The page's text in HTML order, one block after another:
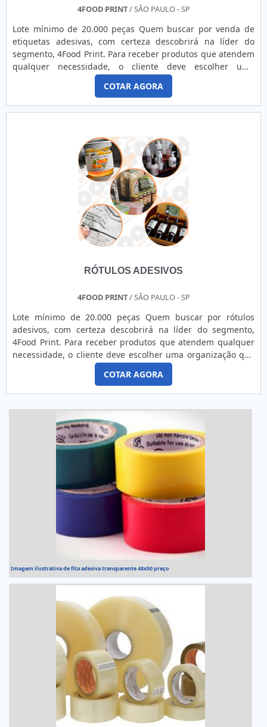
4FOOD PRINT/ SÃO PAULO - SP
Lote mínimo de 20.000 peças Quem buscar por venda de
etiquetas adesivas, com certeza descobrirá na líder do
segmento, 4Food Print. Para receber produtos que atendem
qualquer necessidade, o cliente deve escolher uma
organização que se destaque por um bom suporte pré-
venda e tenha ampla experiência no ramo.Quando a
temática é venda de etiquetas adesivas, com a melhor mão
de obra da 4Food Print o cliente obterá assertividade e
COTAR AGORA
RÓTULOS ADESIVOS
4FOOD PRINT/ SÃO PAULO - SP
Lote mínimo de 20.000 peças Quem buscar por rótulos
adesivos, com certeza descobrirá na líder do segmento,
4Food Print. Para receber produtos que atendem qualquer
necessidade, o cliente deve escolher uma organização que
se destaque por um bom suporte pré-venda e tenha ampla
experiência no ramo.MAIS DETALHES INTERESSANTES
SOBRE RÓTULOS ADESIVOSQuem precisa de rótulos
serviços, consegue encont...
COTAR AGORA
Imagem ilustrativa de fita adesiva transparente 48x50 preço